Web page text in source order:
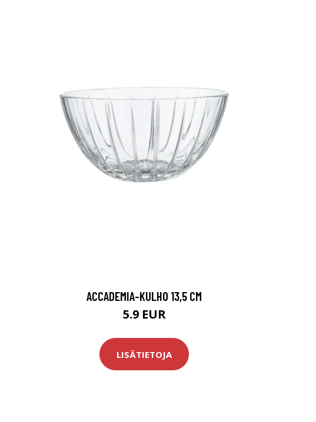
ACCADEMIA-KULHO 13,5 CM
5.9 EUR
LISÄTIETOJA